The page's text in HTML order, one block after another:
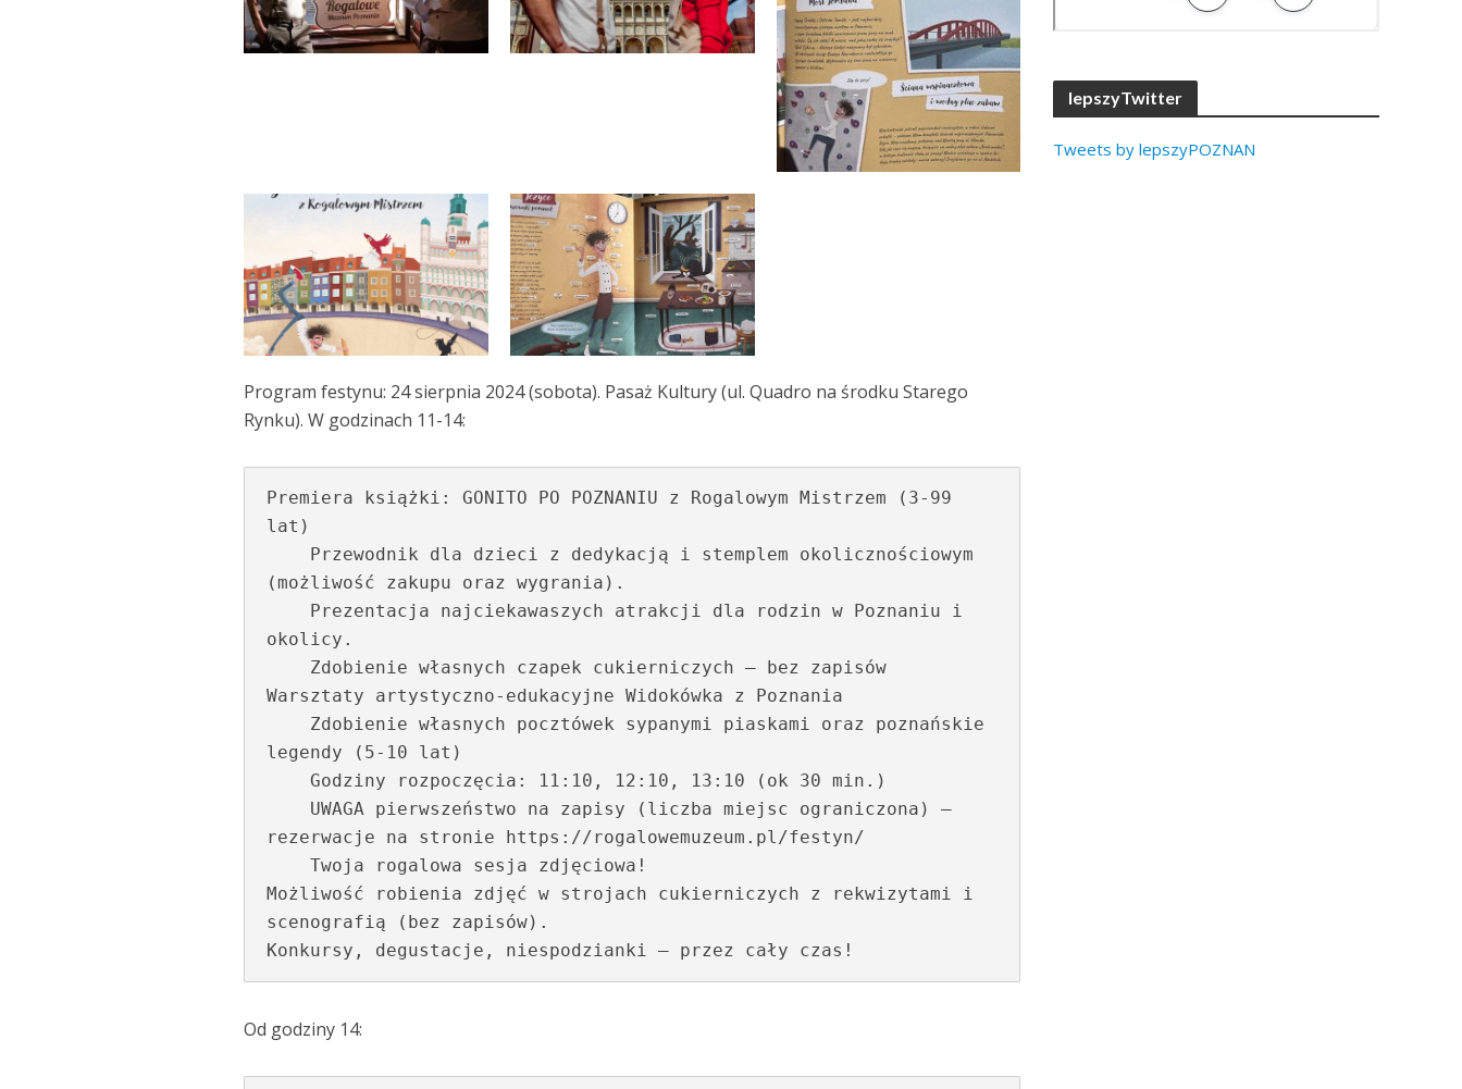
Program festynu: 24 sierpnia 2024 (sobota). Pasaż Kultury (ul. Quadro na środku Starego
Rynku). W godzinach 11-14:
Premiera książki: GONITO PO POZNANIU z Rogalowym Mistrzem (3-99
lat)
(możliwość zakupu oraz wygrania).
okolicy.
Warsztaty artystyczno-edukacyjne Widokówka z Poznania
legendy (5-10 lat)
    Godziny rozpoczęcia: 11:10, 12:10, 13:10 (ok 30 min.)
rezerwacje na stronie https://rogalowemuzeum.pl/festyn/
    Twoja rogalowa sesja zdjęciowa!
Możliwość robienia zdjęć w strojach cukierniczych z rekwizytami i
scenografią (bez zapisów).
Konkursy, degustacje, niespodzianki – przez cały czas!
Od godziny 14:
lepszyTwitter
Tweets by lepszyPOZNAN